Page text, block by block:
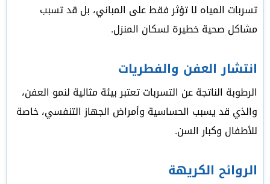
تسربات المياه لا تؤثر فقط على المباني، بل قد تسبب
مشاكل صحية خطيرة لسكان المنزل.
انتشار العفن والفطريات
الرطوبة الناتجة عن التسربات تعتبر بيئة مثالية لنمو العفن،
والذي قد يسبب الحساسية وأمراض الجهاز التنفسي، خاصة
للأطفال وكبار السن.
الروائح الكريهة